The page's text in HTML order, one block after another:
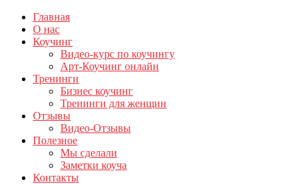
Главная
О нас
Коучинг
Видео-курс по коучингу
Арт-Коучинг онлайн
Тренинги
Бизнес коучинг
Тренинги для женщин
Отзывы
Видео-Отзывы
Полезное
Мы сделали
Заметки коуча
Контакты